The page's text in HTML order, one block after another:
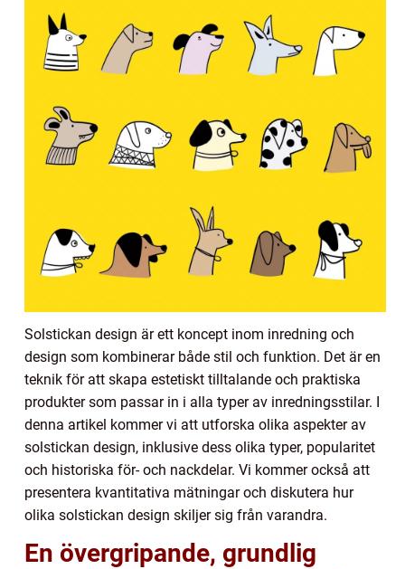
Solstickan design är ett koncept inom inredning och
design som kombinerar både stil och funktion. Det är en
teknik för att skapa estetiskt tilltalande och praktiska
produkter som passar in i alla typer av inredningsstilar. I
denna artikel kommer vi att utforska olika aspekter av
solstickan design, inklusive dess olika typer, popularitet
och historiska för- och nackdelar. Vi kommer också att
presentera kvantitativa mätningar och diskutera hur
olika solstickan design skiljer sig från varandra.
En övergripande, grundlig